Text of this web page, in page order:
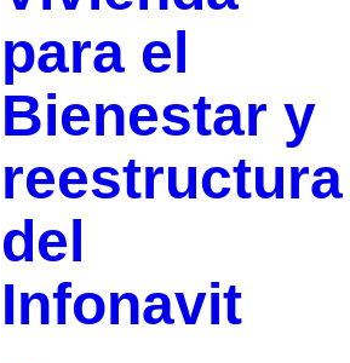
para el
Bienestar y
reestructura
del
Infonavit